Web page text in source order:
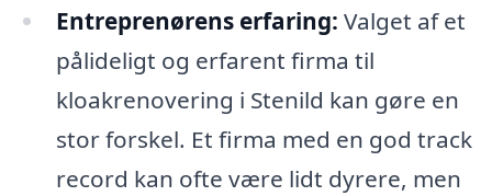
Entreprenørens erfaring: Valget af et
pålideligt og erfarent firma til
kloakrenovering i Stenild kan gøre en
stor forskel. Et firma med en god track
record kan ofte være lidt dyrere, men